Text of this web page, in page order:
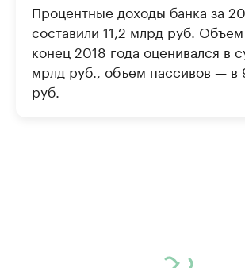
Процентные доходы банка за
составили 11,2 млрд руб. Объем
конец 2018 года оценивался в
мрлд руб., объем пассивов — в
руб.